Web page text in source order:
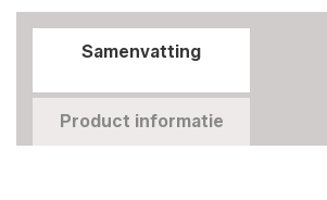
Samenvatting
Product informatie